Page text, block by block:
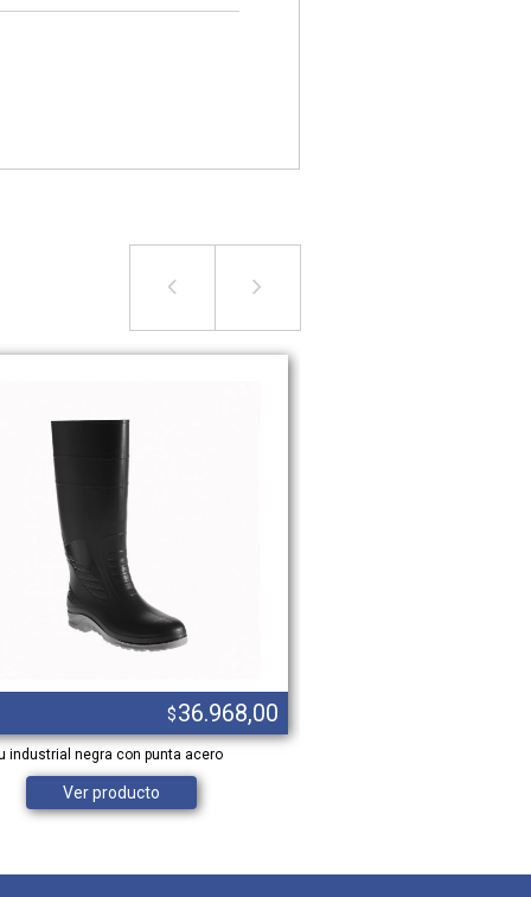
$36.968,00
industrial negra con punta acero
Ver producto